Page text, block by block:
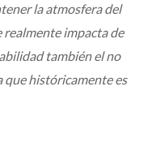
la atmosfera del
realmente impacta de
también el no
que históricamente es